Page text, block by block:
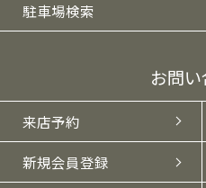
駐車場検索
お問
来店予約
新規会員登録